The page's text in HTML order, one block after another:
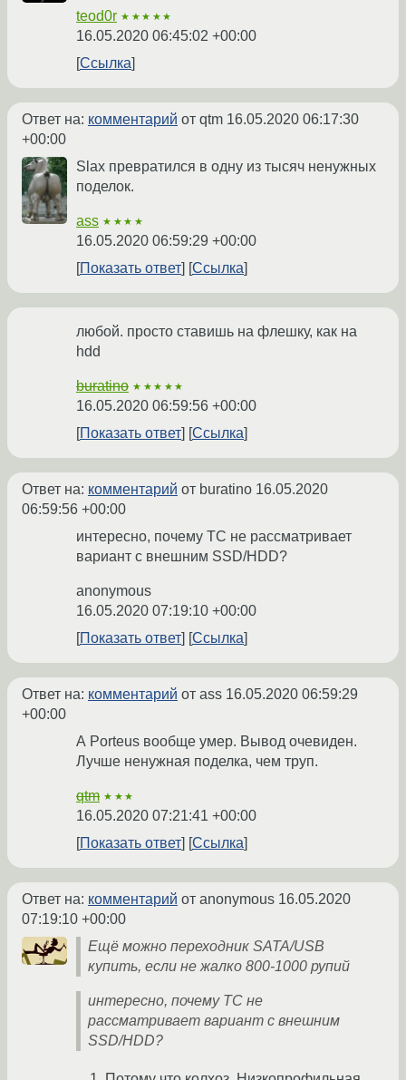
teod0r ★★★★★
16.05.2020 06:45:02 +00:00
Ссылка
Ответ на: комментарий от qtm 16.05.2020 06:17:30
+00:00
Slax превратился в одну из тысяч ненужных
поделок.
ass ★★★★
16.05.2020 06:59:29 +00:00
Показать ответ
Ссылка
любой. просто ставишь на флешку, как на
hdd
buratino ★★★★★
16.05.2020 06:59:56 +00:00
Показать ответ
Ссылка
Ответ на: комментарий от buratino 16.05.2020
06:59:56 +00:00
интересно, почему ТС не рассматривает
вариант с внешним SSD/HDD?
anonymous
16.05.2020 07:19:10 +00:00
Показать ответ
Ссылка
Ответ на: комментарий от ass 16.05.2020 06:59:29
+00:00
А Porteus вообще умер. Вывод очевиден.
Лучше ненужная поделка, чем труп.
qtm ★★★
16.05.2020 07:21:41 +00:00
Показать ответ
Ссылка
Ответ на: комментарий от anonymous 16.05.2020
07:19:10 +00:00
Ещё можно переходник SATA/USB
купить, если не жалко 800-1000 рупий
интересно, почему ТС не
рассматривает вариант с внешним
SSD/HDD?